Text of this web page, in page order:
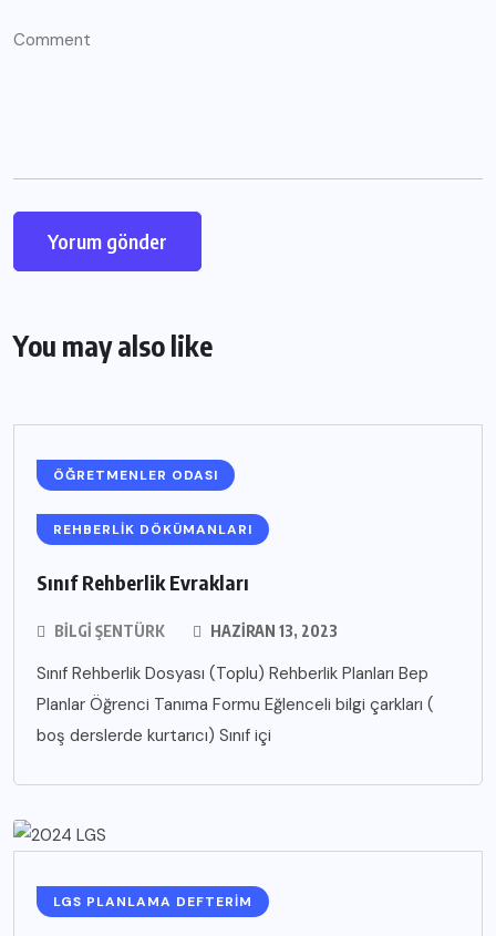
You may also like
ÖĞRETMENLER ODASI
REHBERLIK DÖKÜMANLARI
Sınıf Rehberlik Evrakları
BILGI ŞENTÜRK HAZIRAN 13, 2023
Sınıf Rehberlik Dosyası (Toplu) Rehberlik Planları Bep
Planlar Öğrenci Tanıma Formu Eğlenceli bilgi çarkları (
boş derslerde kurtarıcı) Sınıf içi
LGS PLANLAMA DEFTERIM